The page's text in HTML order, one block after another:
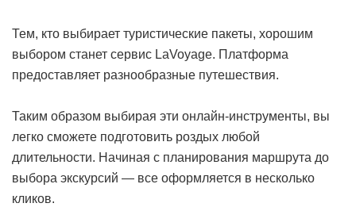
Тем, кто выбирает туристические пакеты, хорошим
выбором станет сервис LaVoyage. Платформа
предоставляет разнообразные путешествия.
Таким образом выбирая эти онлайн-инструменты, вы
легко сможете подготовить роздых любой
длительности. Начиная с планирования маршрута до
выбора экскурсий — все оформляется в несколько
кликов.